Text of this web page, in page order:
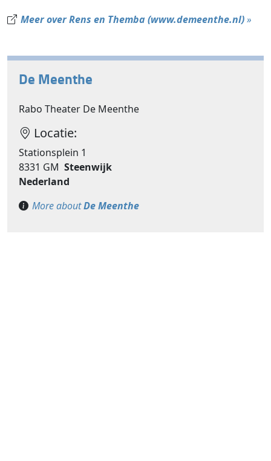
Meer over Rens en Themba (www.demeenthe.nl)»
De Meenthe
Rabo Theater De Meenthe
Locatie:
Stationsplein 1
8331 GM Steenwijk
Nederland
More aboutDe Meenthe